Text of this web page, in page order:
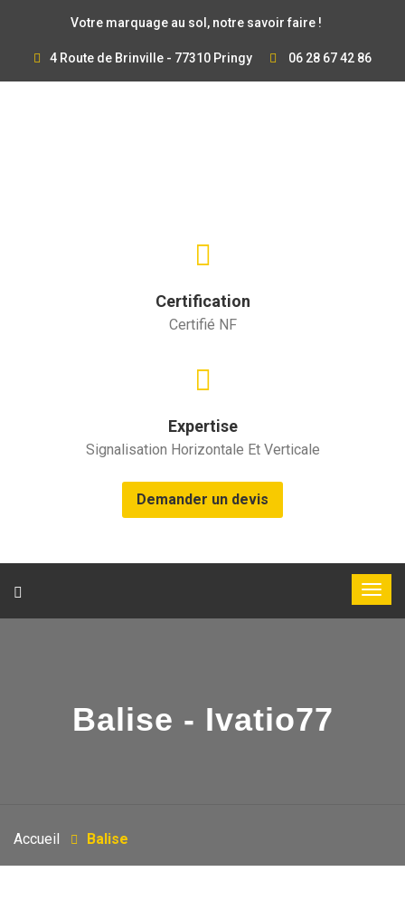
Votre marquage au sol, notre savoir faire !
4 Route de Brinville - 77310 Pringy 06 28 67 42 86
Certification
Certifié NF
Expertise
Signalisation Horizontale Et Verticale
Demander un devis
Balise - Ivatio77
Accueil Balise